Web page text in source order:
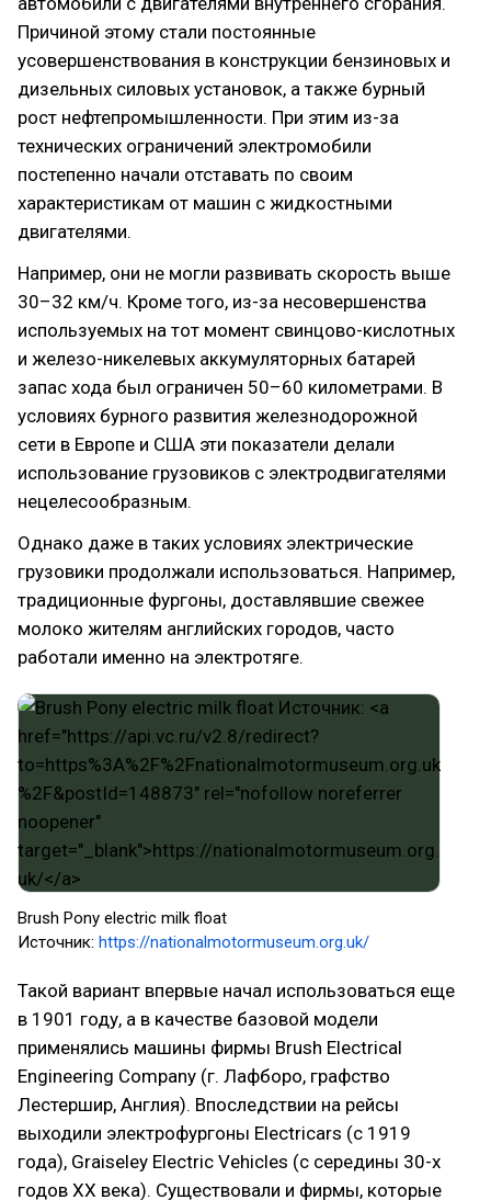
Причиной этому стали постоянные
усовершенствования в конструкции бензиновых и
дизельных силовых установок, а также бурный
рост нефтепромышленности. При этим из-за
технических ограничений электромобили
постепенно начали отставать по своим
характеристикам от машин с жидкостными
двигателями.
Например, они не могли развивать скорость выше
30–32 км/ч. Кроме того, из-за несовершенства
используемых на тот момент свинцово-кислотных
и железо-никелевых аккумуляторных батарей
запас хода был ограничен 50–60 километрами. В
условиях бурного развития железнодорожной
сети в Европе и США эти показатели делали
использование грузовиков с электродвигателями
нецелесообразным.
Однако даже в таких условиях электрические
грузовики продолжали использоваться. Например,
традиционные фургоны, доставлявшие свежее
молоко жителям английских городов, часто
работали именно на электротяге.
Brush Pony electric milk float
Источник: https://nationalmotormuseum.org.uk/
Такой вариант впервые начал использоваться еще
в 1901 году, а в качестве базовой модели
применялись машины фирмы Brush Electrical
Engineering Company (г. Лафборо, графство
Лестершир, Англия). Впоследствии на рейсы
выходили электрофургоны Electricars (с 1919
года), Graiseley Electric Vehicles (с середины 30-х
годов XX века). Существовали и фирмы, которые